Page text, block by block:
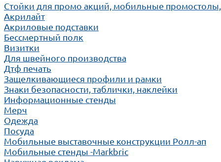
Cтойки для промо акций, мобильные
Акрилайт
Акриловые подставки
Бессмертный полк
Визитки
Для швейного производства
Дтф печать
Защелкивающиеся профили и рамки
Знаки безопасности, таблички, наклейки
Информационные стенды
Мерч
Одежда
Посуда
Мобильные выставочные конструкции Ролл-ап
Мобильные стенды -Markbric